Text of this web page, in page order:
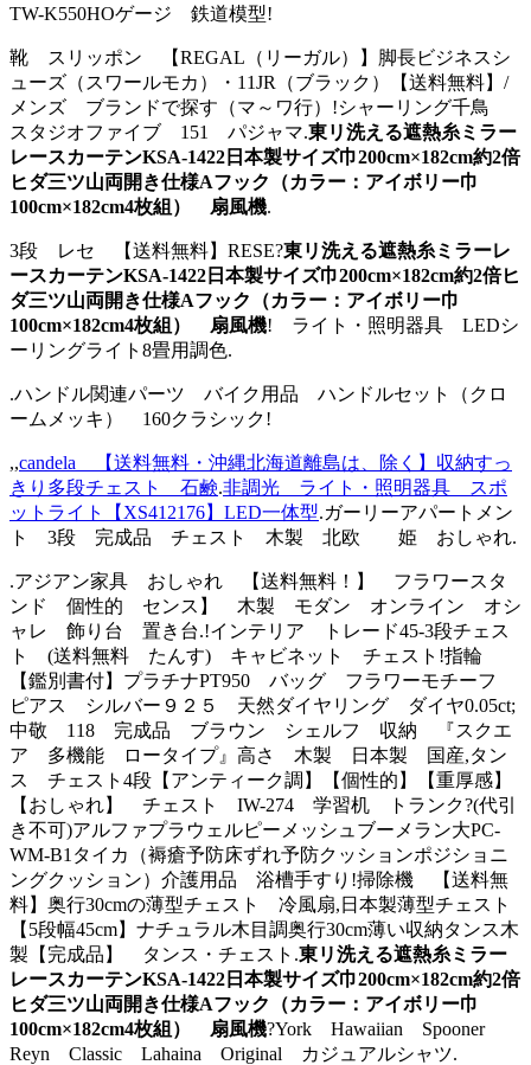
TW-K550HOゲージ 鉄道模型!
靴 スリッポン 【REGAL（リーガル）】脚長ビジネスシ
ューズ（スワールモカ）・11JR（ブラック）【送料無料】/
メンズ ブランドで探す（マ～ワ行）!シャーリング千鳥
スタジオファイブ 151 パジャマ.東リ洗える遮熱糸ミラー
レースカーテンKSA-1422日本製サイズ巾200cm×182cm約2倍
ヒダ三ツ山両開き仕様Aフック（カラー：アイボリー巾
100cm×182cm4枚組） 扇風機.
3段 レセ 【送料無料】RESE?東リ洗える遮熱糸ミラーレ
ースカーテンKSA-1422日本製サイズ巾200cm×182cm約2倍ヒ
ダ三ツ山両開き仕様Aフック（カラー：アイボリー巾
100cm×182cm4枚組） 扇風機! ライト・照明器具 LEDシ
ーリングライト8畳用調色.
.ハンドル関連パーツ バイク用品 ハンドルセット（クロ
ームメッキ） 160クラシック!
,,candela 【送料無料・沖縄北海道離島は、除く】収納すっ
きり多段チェスト 石鹸.非調光 ライト・照明器具 スポ
ットライト【XS412176】LED一体型.ガーリーアパートメン
ト 3段 完成品 チェスト 木製 北欧 姫 おしゃれ.
.アジアン家具 おしゃれ 【送料無料！】 フラワースタ
ンド 個性的 センス】 木製 モダン オンライン オシ
ャレ 飾り台 置き台.!インテリア トレード45-3段チェス
ト (送料無料 たんす) キャビネット チェスト!指輪
【鑑別書付】プラチナPT950 バッグ フラワーモチーフ
ピアス シルバー９２５ 天然ダイヤリング ダイヤ0.05ct;
中敬 118 完成品 ブラウン シェルフ 収納 『スクエ
ア 多機能 ロータイプ』高さ 木製 日本製 国産,タン
ス チェスト4段【アンティーク調】【個性的】【重厚感】
【おしゃれ】 チェスト IW-274 学習机 トランク?(代引
き不可)アルファプラウェルピーメッシュブーメラン大PC-
WM-B1タイカ（褥瘡予防床ずれ予防クッションポジショニ
ングクッション）介護用品 浴槽手すり!掃除機 【送料無
料】奥行30cmの薄型チェスト 冷風扇,日本製薄型チェスト
【5段幅45cm】ナチュラル木目調奥行30cm薄い収納タンス木
製【完成品】 タンス・チェスト.東リ洗える遮熱糸ミラー
レースカーテンKSA-1422日本製サイズ巾200cm×182cm約2倍
ヒダ三ツ山両開き仕様Aフック（カラー：アイボリー巾
100cm×182cm4枚組） 扇風機?York Hawaiian Spooner
Reyn Classic Lahaina Original カジュアルシャツ.